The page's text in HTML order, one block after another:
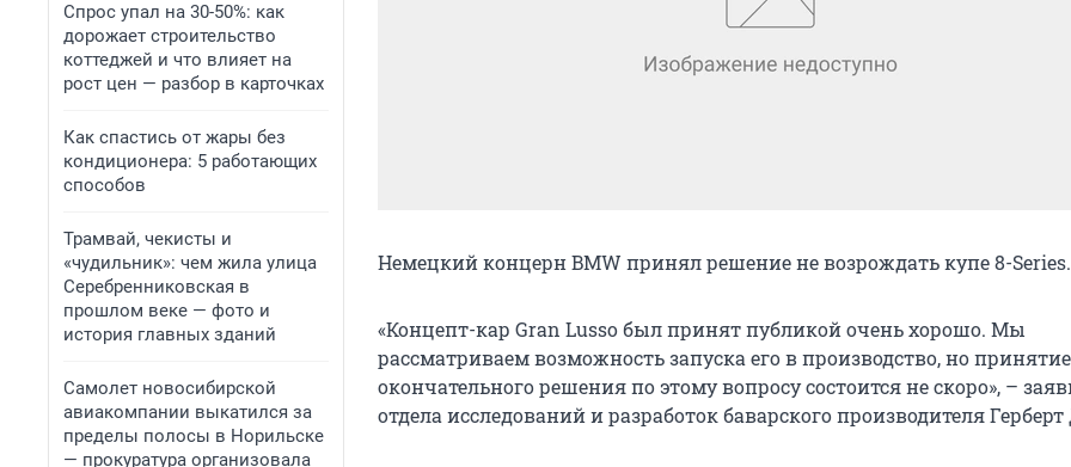
Спрос упал на 30-50%: как
дорожает строительство
коттеджей и что влияет на
рост цен — разбор в карточках
Как спастись от жары без
кондиционера: 5 работающих
способов
Трамвай, чекисты и
«чудильник»: чем жила улица
Серебренниковская в
прошлом веке — фото и
история главных зданий
Самолет новосибирской
авиакомпании выкатился за
пределы полосы в Норильске
— прокуратура организовала
Немецкий концерн BMW принял решение не возрождать купе 8-Series.
«Концепт-кар Gran Lusso был принят публикой очень хорошо. Мы
рассматриваем возможность запуска его в производство, но принятие
окончательного решения по этому вопросу состоится не скоро», –
отдела исследований и разработок баварского производителя Герберт